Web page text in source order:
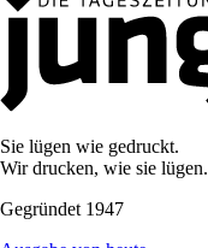
Sie lügen wie gedruckt.
Wir drucken, wie sie lügen.
Gegründet 1947